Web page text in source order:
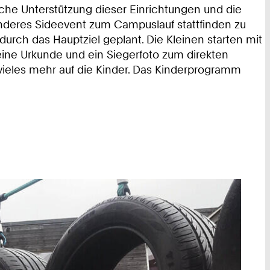
Unterstützung dieser Einrichtungen und die
Sideevent zum Campuslauf stattfinden zu
das Hauptziel geplant. Die Kleinen starten mit
Urkunde und ein Siegerfoto zum direkten
mehr auf die Kinder. Das Kinderprogramm